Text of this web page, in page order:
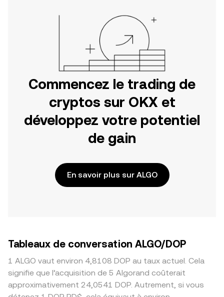
Commencez le trading de
cryptos sur OKX et
développez votre potentiel
de gain
En savoir plus sur ALGO
Tableaux de conversation ALGO/DOP
1 ALGO vaut environ 4,8108 DOP au taux actuel. Cela
signifie que l’acquisition de 5 Algorand coûterait
approximativement 24,0541 DOP. Autrement, si vous